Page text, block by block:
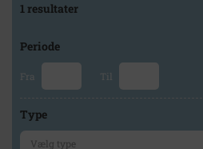
1 resultater
Periode
Fra Til
Type